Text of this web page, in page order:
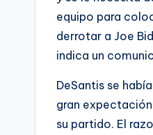
equipo para
derrotar a Joe
indica un
DeSantis se
gran
su partido. El